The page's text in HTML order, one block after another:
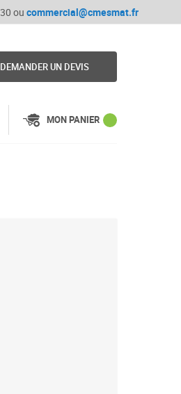
ou commercial@cmesmat.fr
DEMANDER UN DEVIS
MON PANIER